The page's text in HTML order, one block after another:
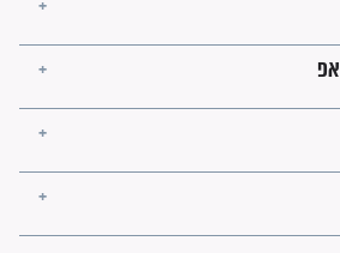
בתוכי ידע שההריון הזה
לתפילות": סיפור ישועה
בזכות התפילות מדי יום
שתודיעו למתפללים